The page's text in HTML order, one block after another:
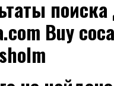
Buy